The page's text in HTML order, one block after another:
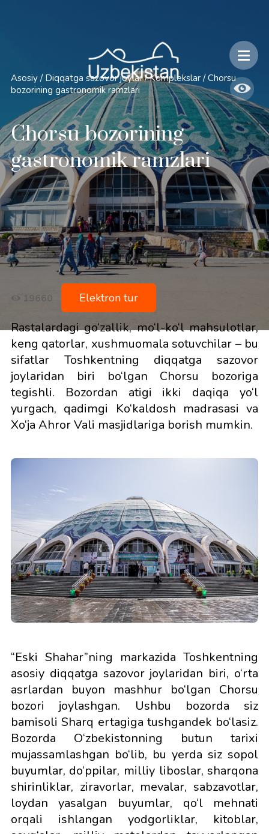
Asosiy / Diqqatga sazovor joylar / Komplekslar / Chorsu
bozorining gastronomik ramzlari
Chorsu bozorining
gastronomik ramzlari
19660
Rastalardagi go‘zallik, mo‘l-ko‘l mahsulotlar,
keng qatorlar, xushmuomala sotuvchilar – bu
sifatlar Toshkentning diqqatga sazovor
joylaridan biri bo‘lgan Chorsu bozoriga
tegishli. Bozordan atigi ikki daqiqa yo‘l
yurgach, qadimgi Ko‘kaldosh madrasasi va
Xo‘ja Ahror Vali masjidlariga borish mumkin.
“Eski Shahar”ning markazida Toshkentning
asosiy diqqatga sazovor joylaridan biri, o‘rta
asrlardan buyon mashhur bo‘lgan Chorsu
bozori joylashgan. Ushbu bozorda siz
bamisoli Sharq ertagiga tushgandek bo‘lasiz.
Bozorda O‘zbekistonning butun tarixi
mujassamlashgan bo‘lib, bu yerda siz sopol
buyumlar, do‘ppilar, milliy liboslar, sharqona
shirinliklar, ziravorlar, mevalar, sabzavotlar,
loydan yasalgan buyumlar, qo‘l mehnati
orqali ishlangan yodgorliklar, kitoblar,
Elektron tur